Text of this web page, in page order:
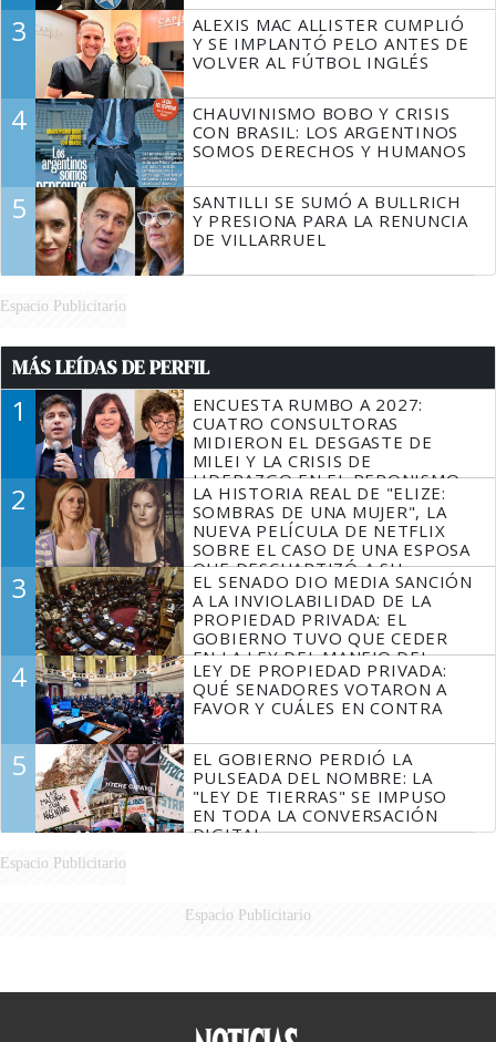
3
ALEXIS MAC ALLISTER CUMPLIÓ
Y SE IMPLANTÓ PELO ANTES DE
VOLVER AL FÚTBOL INGLÉS
4
CHAUVINISMO BOBO Y CRISIS
CON BRASIL: LOS ARGENTINOS
SOMOS DERECHOS Y HUMANOS
5
SANTILLI SE SUMÓ A BULLRICH
Y PRESIONA PARA LA RENUNCIA
DE VILLARRUEL
Espacio Publicitario
MÁS LEÍDAS DE PERFIL
1
ENCUESTA RUMBO A 2027:
CUATRO CONSULTORAS
MIDIERON EL DESGASTE DE
MILEI Y LA CRISIS DE
LIDERAZGO EN EL PERONISMO
2
LA HISTORIA REAL DE "ELIZE:
SOMBRAS DE UNA MUJER", LA
NUEVA PELÍCULA DE NETFLIX
SOBRE EL CASO DE UNA ESPOSA
QUE DESCUARTIZÓ A SU
MARIDO
3
EL SENADO DIO MEDIA SANCIÓN
A LA INVIOLABILIDAD DE LA
PROPIEDAD PRIVADA: EL
GOBIERNO TUVO QUE CEDER
EN LA LEY DEL MANEJO DEL
FUEGO
4
LEY DE PROPIEDAD PRIVADA:
QUÉ SENADORES VOTARON A
FAVOR Y CUÁLES EN CONTRA
5
EL GOBIERNO PERDIÓ LA
PULSEADA DEL NOMBRE: LA
"LEY DE TIERRAS" SE IMPUSO
EN TODA LA CONVERSACIÓN
DIGITAL
Espacio Publicitario
Espacio Publicitario